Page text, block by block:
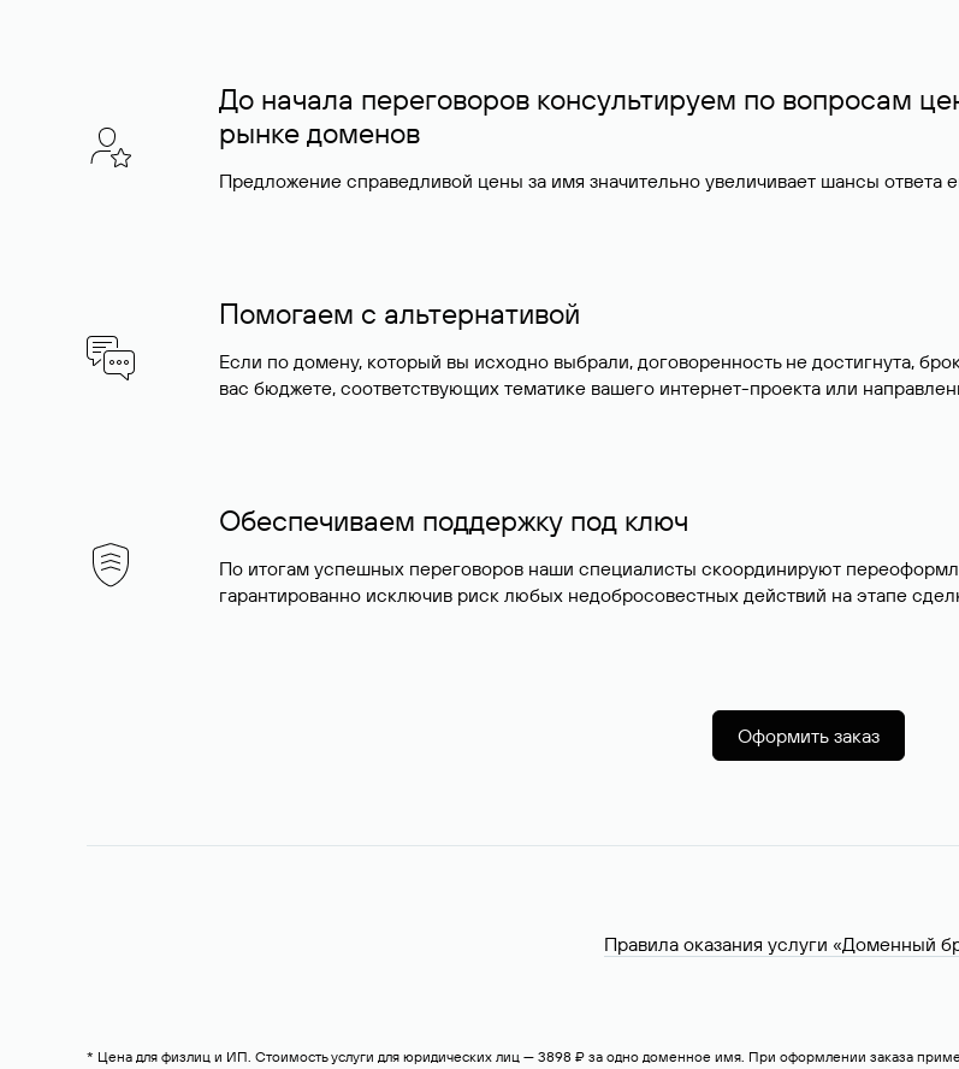
До начала переговоров консультируем по вопросам
рынке доменов
Предложение справедливой цены за имя значительно увеличивает шансы
Помогаем с альтернативой
Если по домену, который вы исходно выбрали, договоренность не достигнута,
вас бюджете, соответствующих тематике вашего интернет-проекта или
Обеспечиваем поддержку под ключ
По итогам успешных переговоров наши специалисты скоординируют
гарантированно исключив риск любых недобросовестных действий на этапе
Оформить заказ
Правила оказания услуги «Доменный
* Цена для физлиц и ИП. Стоимость услуги для юридических лиц — 3898 ₽ за одно доменное имя. При оформлении заказа